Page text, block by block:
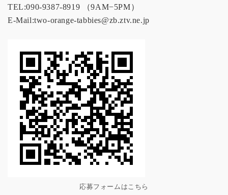
TEL:090-9387-8919 （9AM−5PM）
E-Mail:two-orange-tabbies@zb.ztv.ne.jp
応募フォームはこちら